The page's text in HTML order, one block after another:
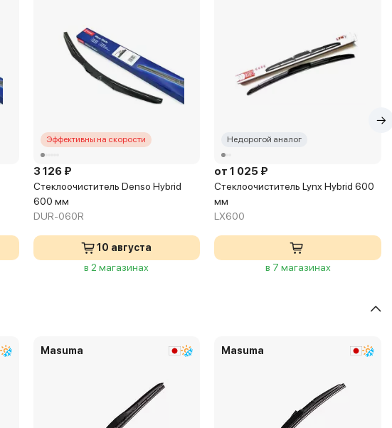
Эффективны на скорости
3 126 ₽
Стеклоочиститель Denso Hybrid
600 мм
DUR-060R
10 августа
в 2 магазинах
Недорогой аналог
от 1 025 ₽
Стеклоочиститель Lynx Hybrid 600
мм
LX600
в 7 магазинах
Masuma Masuma